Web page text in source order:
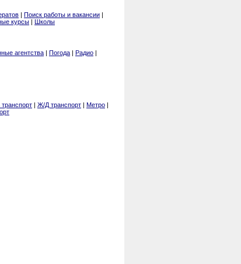
| Поиск работы и вакансии |
курсы | Школы
агентства | Погода | Радио |
| Ж/Д транспорт | Метро |